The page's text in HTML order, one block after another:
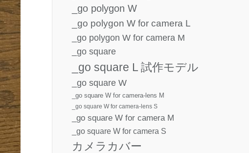
_go polygon W
_go polygon W for camera L
_go polygon W for camera M
_go square
_go square L 試作モデル
_go square W
_go square W for camera-lens M
_go square W for camera-lens S
_go square W for camera M
_go square W for camera S
カメラカバー